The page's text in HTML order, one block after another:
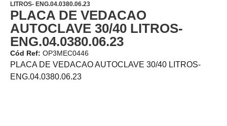
LITROS- ENG.04.0380.06.23
PLACA DE VEDACAO
AUTOCLAVE 30/40 LITROS-
ENG.04.0380.06.23
Cód Ref: OP3MEC0446
PLACA DE VEDACAO AUTOCLAVE 30/40 LITROS-
ENG.04.0380.06.23